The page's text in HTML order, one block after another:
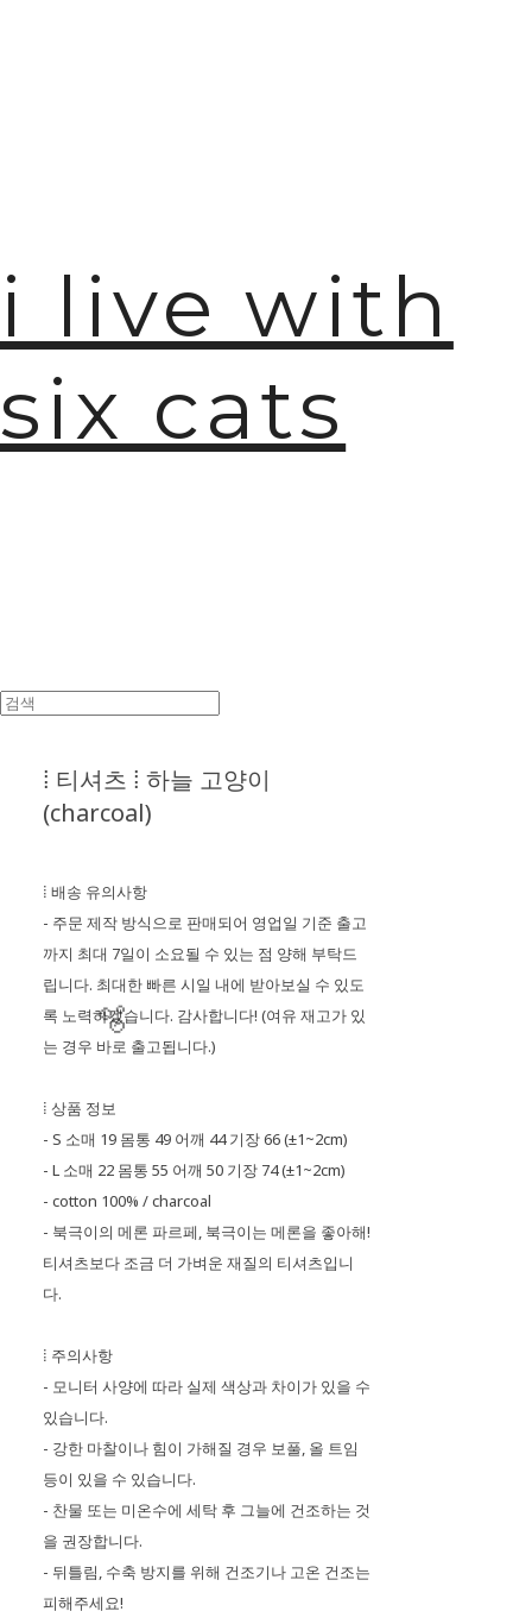
i live with
six cats
⁞ 티셔츠 ⁞ 하늘 고양이
(charcoal)
⁞ 배송 유의사항
- 주문 제작 방식으로 판매되어 영업일 기준 출고
까지 최대 7일이 소요될 수 있는 점 양해 부탁드
립니다. 최대한 빠른 시일 내에 받아보실 수 있도
록 노력하겠습니다. 감사합니다! (여유 재고가 있
는 경우 바로 출고됩니다.)
⁞ 상품 정보
- S 소매 19 몸통 49 어깨 44 기장 66 (±1~2cm)
- L 소매 22 몸통 55 어깨 50 기장 74 (±1~2cm)
- cotton 100% / charcoal
- 북극이의 메론 파르페, 북극이는 메론을 좋아해!
티셔츠보다 조금 더 가벼운 재질의 티셔츠입니
다.
⁞ 주의사항
- 모니터 사양에 따라 실제 색상과 차이가 있을 수
있습니다.
- 강한 마찰이나 힘이 가해질 경우 보풀, 올 트임
등이 있을 수 있습니다.
- 찬물 또는 미온수에 세탁 후 그늘에 건조하는 것
을 권장합니다.
- 뒤틀림, 수축 방지를 위해 건조기나 고온 건조는
피해주세요!